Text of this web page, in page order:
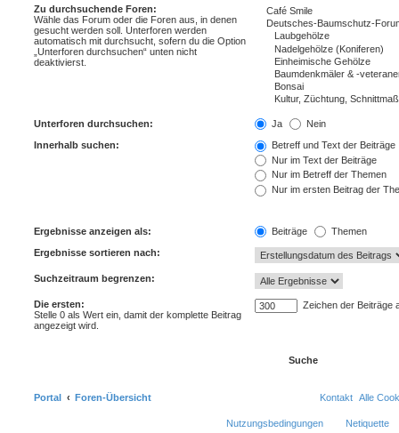
Zu durchsuchende Foren:
Wähle das Forum oder die Foren aus, in denen
gesucht werden soll. Unterforen werden
automatisch mit durchsucht, sofern du die Option
„Unterforen durchsuchen“ unten nicht
deaktivierst.
Unterforen durchsuchen: Ja Nein
Innerhalb suchen:
Betreff und Text der Beiträge
Nur im Text der Beiträge
Nur im Betreff der Themen
Nur im ersten Beitrag der
Ergebnisse anzeigen als: Beiträge Themen
Ergebnisse sortieren nach:
Suchzeitraum begrenzen:
Die ersten:
Stelle 0 als Wert ein, damit der komplette Beitrag
angezeigt wird.
Zeichen der Beiträge
Portal Foren-Übersicht Alle
Kontakt
Netiquette
Nutzungsbedingungen